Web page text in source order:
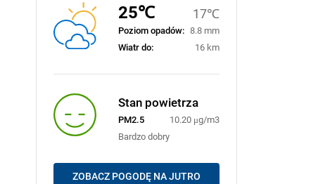
25℃ 17℃
Poziom opadów: 8.8 mm
Wiatr do:
16 km
Stan powietrza
PM2.5
10.20 μg/m3
Bardzo dobry
ZOBACZ POGODĘ NA JUTRO